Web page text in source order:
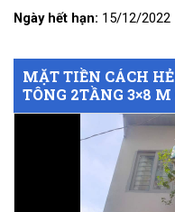
MẶT TIỀN CÁCH
TÔNG 2TẦNG 3×8
Ngày hết hạn: 15/12/2022